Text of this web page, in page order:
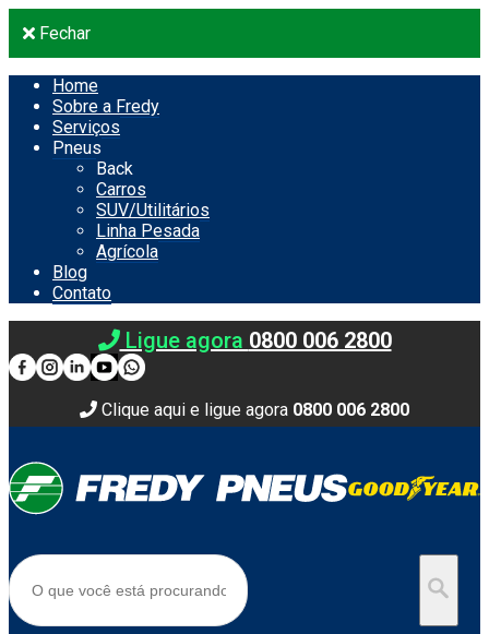
Fechar
Home
Sobre a Fredy
Serviços
Pneus
Back
Carros
SUV/Utilitários
Linha Pesada
Agrícola
Blog
Contato
Ligue agora 0800 006 2800
Clique aqui e ligue agora 0800 006 2800